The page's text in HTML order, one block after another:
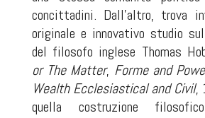
concittadini. Dall’altro, trova
originale e innovativo studio
del filosofo inglese Thomas
or The Matter, Forme and
Wealth Ecclesiastical and Civil,
quella costruzione